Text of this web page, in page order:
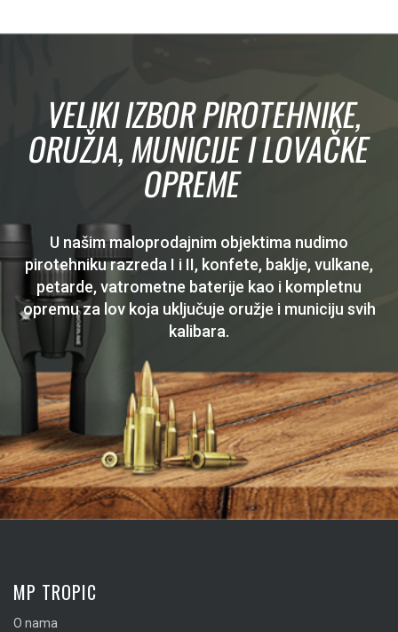
VELIKI IZBOR PIROTEHNIKE,
ORUŽJA, MUNICIJE I LOVAČKE
OPREME
U našim maloprodajnim objektima nudimo
pirotehniku razreda I i II, konfete, baklje, vulkane,
petarde, vatrometne baterije kao i kompletnu
opremu za lov koja uključuje oružje i municiju svih
kalibara.
MP TROPIC
O nama